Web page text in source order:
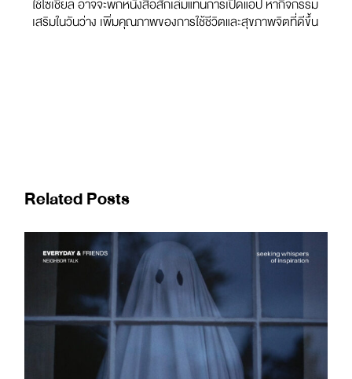
ใช้โซเชียล อาจจะพกหนังสือสักเล่มแทนการเปิดแอป หากิจกรรม
เสริมในวันว่าง เพิ่มคุณภาพของการใช้ชีวิตและสุขภาพจิตที่ดีขึ้น
Related Posts